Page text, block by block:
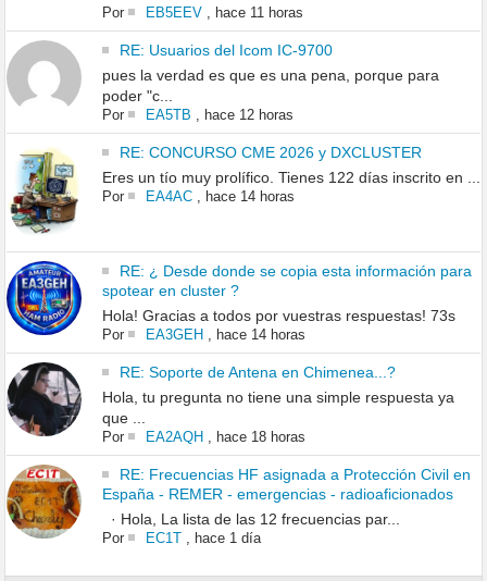
Por EB5EEV, hace 11 horas
RE: Usuarios del Icom IC-9700
pues la verdad es que es una pena, porque para
poder "c...
Por EA5TB hace 12 horas
RE: CONCURSO CME 2026 y DXCLUSTER
Eres un tío muy prolífico. Tienes 122 días inscrito en ...
Por EA4AC, hace 14 horas
RE: ¿ Desde donde se copia esta información para
spotear en cluster ?
Hola! Gracias a todos por vuestras respuestas! 73s
Por EA3GEH, hace 14 horas
RE: Soporte de Antena en Chimenea...?
Hola, tu pregunta no tiene una simple respuesta ya
que ...
Por EA2AQH, hace 18 horas
RE: Frecuencias HF asignada a Protección Civil en
España - REMER - emergencias - radioaficionados
· Hola, La lista de las 12 frecuencias par...
Por EC1T, hace 1 día